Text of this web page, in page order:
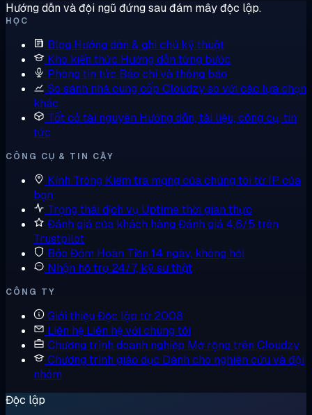
Hướng dẫn và đội ngũ đứng sau đám mây độc lập.
HỌC
Blog Hướng dẫn & ghi chú kỹ thuật
Kho kiến thức Hướng dẫn từng bước
Phòng tin tức Báo chí và thông báo
So sánh nhà cung cấp Cloudzy so với các lựa chọn
khác
Tất cả tài nguyên Hướng dẫn, tài liệu, công cụ, tin
tức
CÔNG CỤ & TIN CẬY
Kính Tròng Kiểm tra mạng của chúng tôi từ IP của
bạn
Trạng thái dịch vụ Uptime thời gian thực
Đánh giá của khách hàng Đánh giá 4,6/5 trên
Trustpilot
Bảo Đảm Hoàn Tiền 14 ngày, không hỏi
Nhận hỗ trợ 24/7, kỹ sư thật
CÔNG TY
Giới thiệu Độc lập từ 2008
Liên hệ Liên hệ với chúng tôi
Chương trình doanh nghiệp Mở rộng trên Cloudzy
Chương trình giáo dục Dành cho nghiên cứu và đội
nhóm
Độc lập